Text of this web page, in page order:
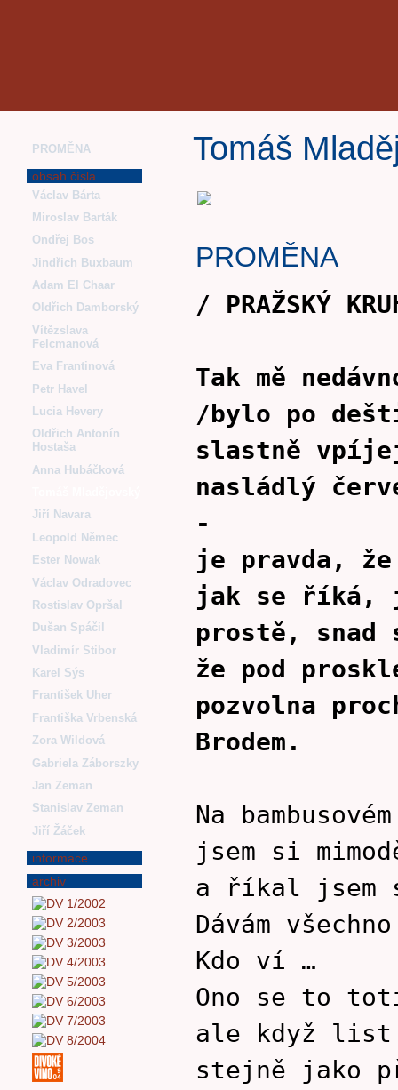
PROMĚNA
obsah čísla
Václav Bárta
Miroslav Barták
Ondřej Bos
Jindřich Buxbaum
Adam El Chaar
Oldřich Damborský
Vítězslava
Felcmanová
Eva Frantinová
Petr Havel
Lucia Hevery
Oldřich Antonín
Hostaša
Anna Hubáčková
Jiří Navara
Leopold Němec
Ester Nowak
Václav Odradovec
Rostislav Opršal
Dušan Spáčil
Vladimír Stibor
Karel Sýs
František Uher
Františka Vrbenská
Zora Wildová
Gabriela Záborszky
Jan Zeman
Stanislav Zeman
Jiří Žáček
informace
archiv
Tomáš
PROMĚNA
/ PRAŽSKÝ
Tak mě
/bylo po
slastně
nasládlý
-
je pravda,
jak se říká,
prostě, snad
že pod
pozvolna
Brodem.
Na
jsem si
a říkal jsem
Dávám
Kdo ví …
Ono se to
ale když list
stejně jako